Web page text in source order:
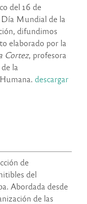
del 16 de
Mundial de la
difundimos
elaborado por la
Cortez, profesora
la
descargar
de
del
Abordada desde
de las